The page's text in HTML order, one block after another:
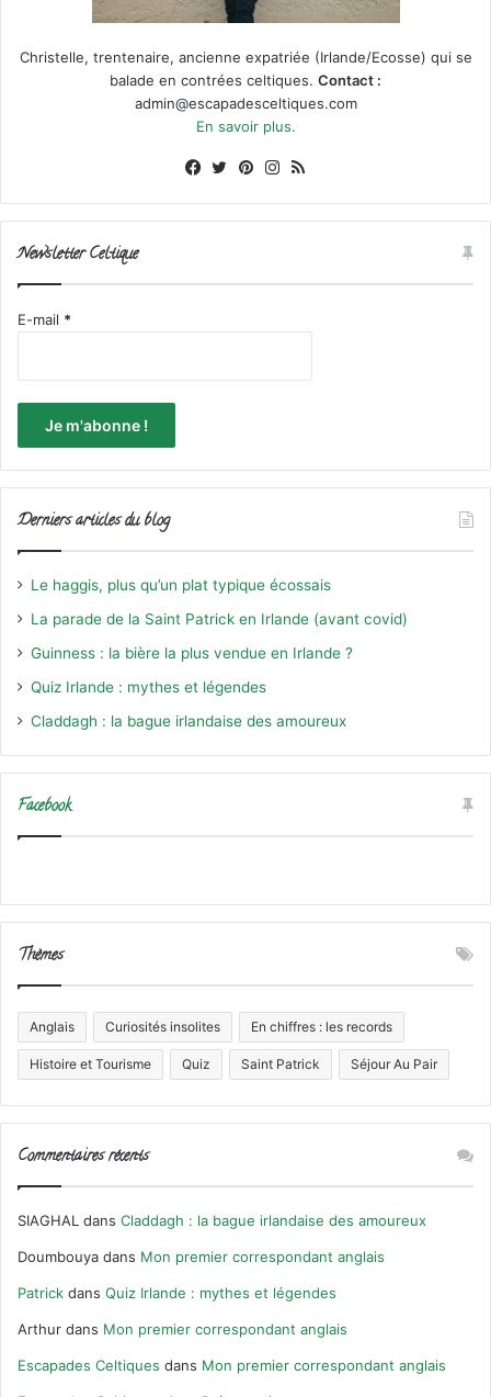
Christelle, trentenaire, ancienne expatriée (Irlande/Ecosse) qui se
balade en contrées celtiques. Contact :
admin@escapadesceltiques.com
En savoir plus.
Facebook
X PinterestInstagram
Newsletter Celtique
E-mail *
Derniers articles du blog
Le haggis, plus qu’un plat typique écossais
La parade de la Saint Patrick en Irlande (avant covid)
Guinness : la bière la plus vendue en Irlande ?
Quiz Irlande : mythes et légendes
Claddagh : la bague irlandaise des amoureux
Facebook
Thèmes
Anglais Curiosités insolites En chiffres : les records
Histoire et Tourisme Quiz Saint Patrick Séjour Au Pair
Commentaires récents
SIAGHAL dans Claddagh : la bague irlandaise des amoureux
Doumbouya dans Mon premier correspondant anglais
Patrick dans Quiz Irlande : mythes et légendes
Arthur dans Mon premier correspondant anglais
Escapades Celtiques dans Mon premier correspondant anglais